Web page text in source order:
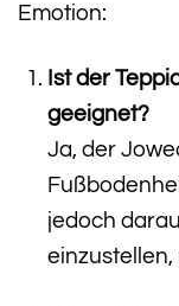
Emotion:
Ist der
geeignet?
Ja, der
jedoch
einzustellen,